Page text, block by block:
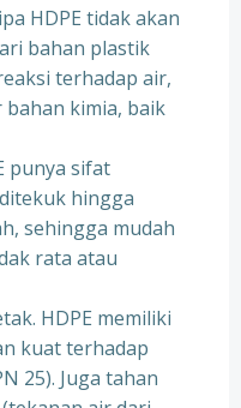
HDPE tidak akan
bahan plastik
terhadap air,
kimia, baik
punya sifat
hingga
sehingga mudah
rata atau
HDPE memiliki
kuat terhadap
25). Juga tahan